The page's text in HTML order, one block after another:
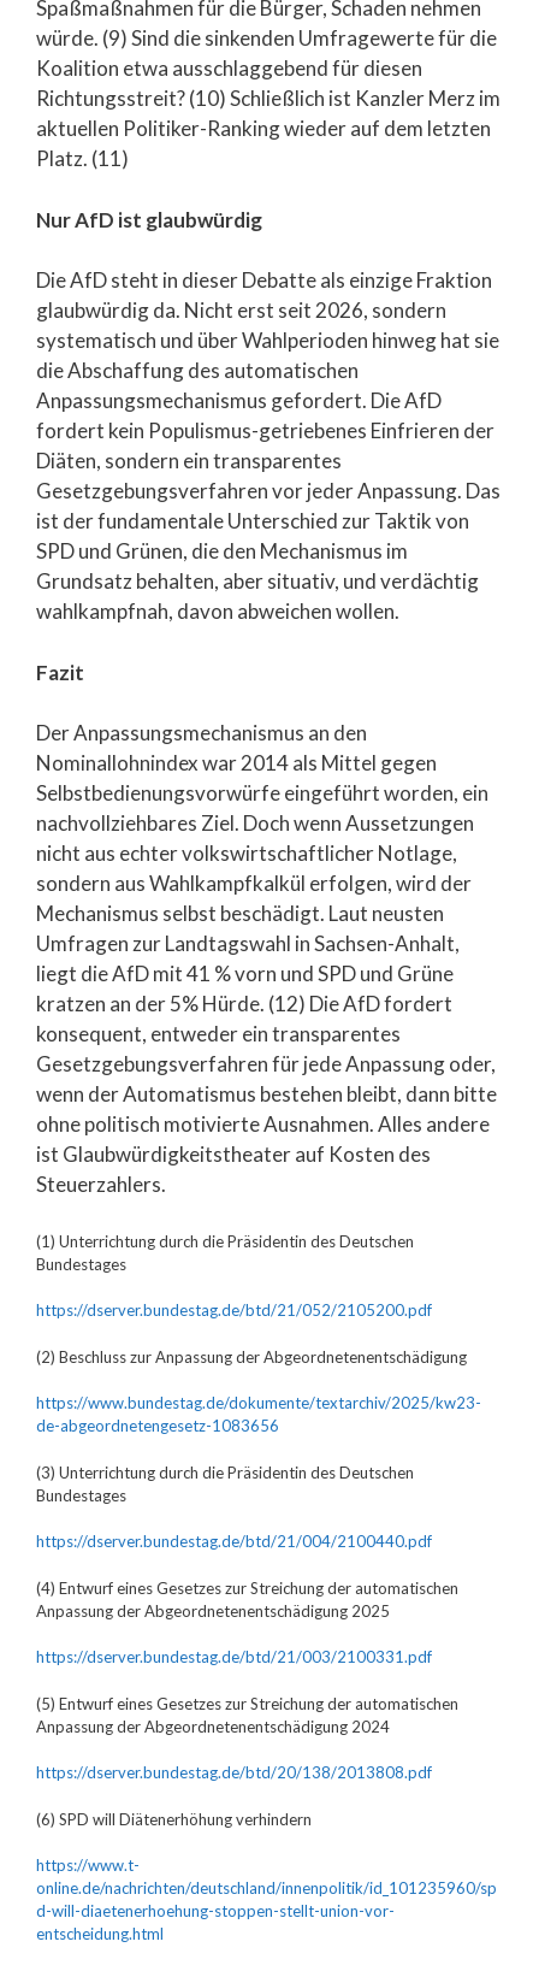
Spaßmaßnahmen für die Bürger, Schaden nehmen
würde. (9) Sind die sinkenden Umfragewerte für die
Koalition etwa ausschlaggebend für diesen
Richtungsstreit? (10) Schließlich ist Kanzler Merz im
aktuellen Politiker-Ranking wieder auf dem letzten
Platz. (11)
Nur AfD ist glaubwürdig
Die AfD steht in dieser Debatte als einzige Fraktion
glaubwürdig da. Nicht erst seit 2026, sondern
systematisch und über Wahlperioden hinweg hat sie
die Abschaffung des automatischen
Anpassungsmechanismus gefordert. Die AfD
fordert kein Populismus-getriebenes Einfrieren der
Diäten, sondern ein transparentes
Gesetzgebungsverfahren vor jeder Anpassung. Das
ist der fundamentale Unterschied zur Taktik von
SPD und Grünen, die den Mechanismus im
Grundsatz behalten, aber situativ, und verdächtig
wahlkampfnah, davon abweichen wollen.
Fazit
Der Anpassungsmechanismus an den
Nominallohnindex war 2014 als Mittel gegen
Selbstbedienungsvorwürfe eingeführt worden, ein
nachvollziehbares Ziel. Doch wenn Aussetzungen
nicht aus echter volkswirtschaftlicher Notlage,
sondern aus Wahlkampfkalkül erfolgen, wird der
Mechanismus selbst beschädigt. Laut neusten
Umfragen zur Landtagswahl in Sachsen-Anhalt,
liegt die AfD mit 41 % vorn und SPD und Grüne
kratzen an der 5% Hürde. (12) Die AfD fordert
konsequent, entweder ein transparentes
Gesetzgebungsverfahren für jede Anpassung oder,
wenn der Automatismus bestehen bleibt, dann bitte
ohne politisch motivierte Ausnahmen. Alles andere
ist Glaubwürdigkeitstheater auf Kosten des
Steuerzahlers.
(1) Unterrichtung durch die Präsidentin des Deutschen
Bundestages
https://dserver.bundestag.de/btd/21/052/2105200.pdf
(2) Beschluss zur Anpassung der Abgeordneten­entschädigung
https://www.bundestag.de/dokumente/textarchiv/2025/kw23-
de-abgeordnetengesetz-1083656
(3) Unterrichtung durch die Präsidentin des Deutschen
Bundestages
https://dserver.bundestag.de/btd/21/004/2100440.pdf
(4) Entwurf eines Gesetzes zur Streichung der automatischen
Anpassung der Abgeordnetenentschädigung 2025
https://dserver.bundestag.de/btd/21/003/2100331.pdf
(5) Entwurf eines Gesetzes zur Streichung der automatischen
Anpassung der Abgeordnetenentschädigung 2024
https://dserver.bundestag.de/btd/20/138/2013808.pdf
(6) SPD will Diätenerhöhung verhindern
https://www.t-
online.de/nachrichten/deutschland/innenpolitik/id_101235960/sp
d-will-diaetenerhoehung-stoppen-stellt-union-vor-
entscheidung.html